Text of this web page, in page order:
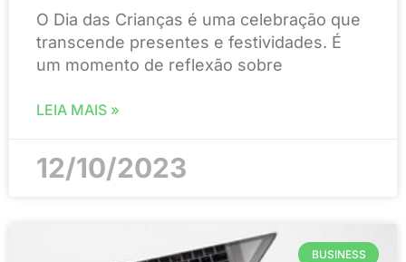
O Dia das Crianças é uma celebração que
transcende presentes e festividades. É
um momento de reflexão sobre
LEIA MAIS »
12/10/2023
BUSINESS